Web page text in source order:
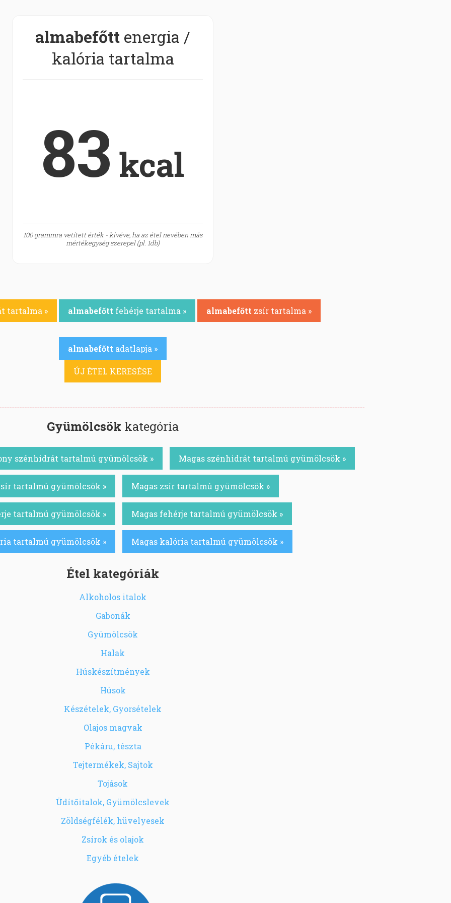
almabefőtt energia /
kalória tartalma
83 kcal
100 grammra vetített érték - kivéve, ha az étel nevében más
mértékegység szerepel (pl. 1db)
tartalma » almabefőtt fehérje tartalma » almabefőtt zsír tartalma »
almabefőtt adatlapja »
ÚJ ÉTEL KERESÉSE
Gyümölcsök kategória
szénhidrát tartalmú gyümölcsök » Magas szénhidrát tartalmú gyümölcsök »
tartalmú gyümölcsök » Magas zsír tartalmú gyümölcsök »
tartalmú gyümölcsök » Magas fehérje tartalmú gyümölcsök »
tartalmú gyümölcsök » Magas kalória tartalmú gyümölcsök »
Étel kategóriák
Alkoholos italok
Gabonák
Gyümölcsök
Halak
Húskészítmények
Húsok
Készételek, Gyorsételek
Olajos magvak
Pékáru, tészta
Tejtermékek, Sajtok
Tojások
Üdítőitalok, Gyümölcslevek
Zöldségfélék, hüvelyesek
Zsírok és olajok
Egyéb ételek